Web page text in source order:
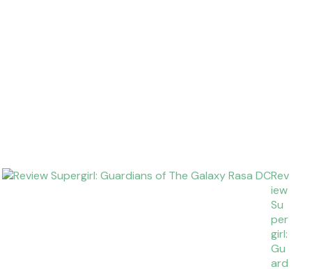
Rev
iew
Su
per
girl:
Gu
ard